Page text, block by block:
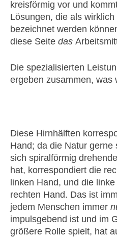
kreisförmig vor und
Lösungen, die als
bezeichnet werden
diese Seite das
Die spezialisierten
ergeben zusammen, was
Diese Hirnhälften
Hand; da die Natur gerne
sich spiralförmig
hat, korrespondiert die
linken Hand, und die
rechten Hand. Das ist
jedem Menschen immer
impulsgebend ist und im
größere Rolle spielt, hat